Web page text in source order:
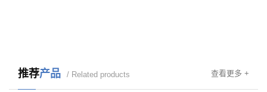
推荐产品 / Related products 查看更多 +